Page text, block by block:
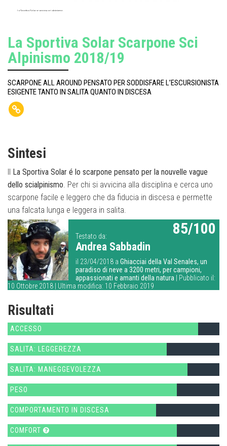
La Sportiva Solar scarpone sci alpinismo
La Sportiva Solar Scarpone Sci
Alpinismo 2018/19
SCARPONE ALL AROUND PENSATO PER SODDISFARE L’ESCURSIONISTA
ESIGENTE TANTO IN SALITA QUANTO IN DISCESA
Sintesi
Il La Sportiva Solar é lo scarpone pensato per la nouvelle vague
dello scialpinismo. Per chi si avvicina alla disciplina e cerca uno
scarpone facile e leggero che da fiducia in discesa e permette
una falcata lunga e leggera in salita.
Testato da:
Andrea Sabbadin
il 23/04/2018 a Ghiacciai della Val Senales, un
paradiso di neve a 3200 metri, per campioni,
appassionati e amanti della natura | Pubblicato il:
10 Ottobre 2018 | Ultima modifica: 10 Febbraio 2019
85/100
Risultati
ACCESSO
SALITA: LEGGEREZZA
SALITA: MANEGGEVOLEZZA
PESO
COMPORTAMENTO IN DISCESA
COMFORT